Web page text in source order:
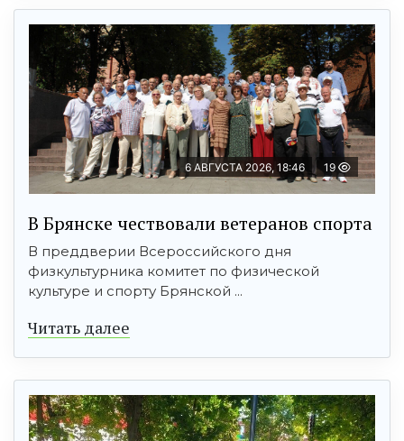
6 АВГУСТА 2026, 18:46 19
В Брянске чествовали ветеранов спорта
В преддверии Всероссийского дня
физкультурника комитет по физической
культуре и спорту Брянской ...
Читать далее